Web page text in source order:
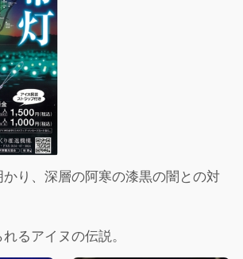
り、深層の阿寒の漆黒の闇との対
るアイヌの伝説。